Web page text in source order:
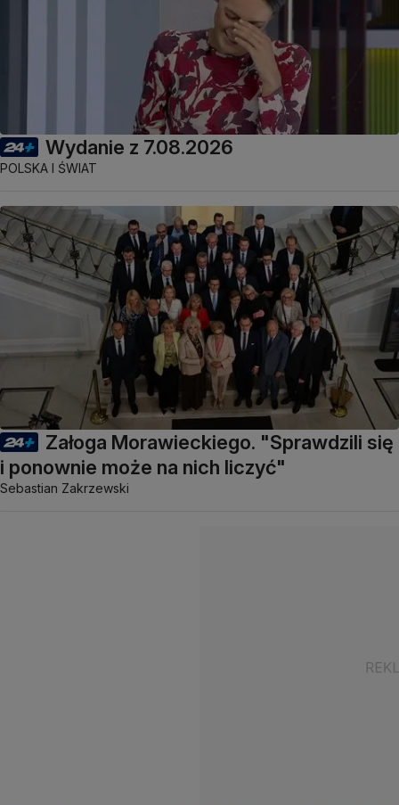
Wydanie z 7.08.2026
POLSKA I ŚWIAT
Załoga Morawieckiego. "Sprawdzili się
i ponownie może na nich liczyć"
Sebastian Zakrzewski